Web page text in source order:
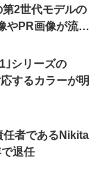
2世代モデルの
やPR画像が流出
｣シリーズの
するカラーが明
任者であるNikita
退任